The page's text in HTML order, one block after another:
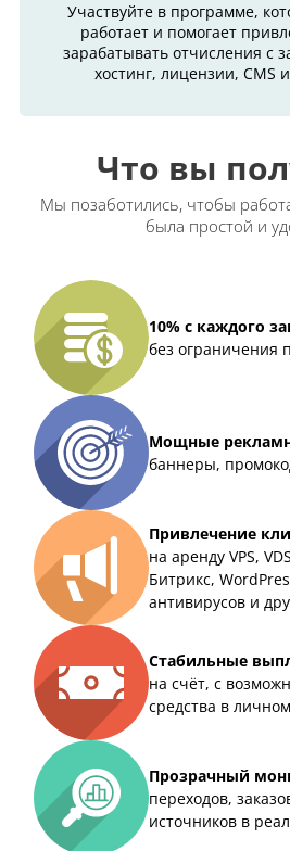
Участвуйте в программе,
работает и помогает
зарабатывать отчисления с
хостинг, лицензии, CMS
Что вы
Мы позаботились, чтобы
была простой и
10% с каждого
без ограничения
Мощные
баннеры,
Привлечение
на аренду VPS,
Битрикс,
антивирусов и
Стабильные
на счёт, с
средства в
Прозрачный
переходов,
источников в